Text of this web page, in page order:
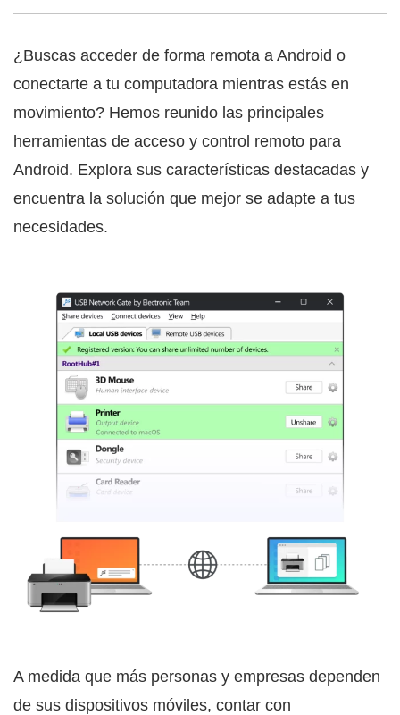
¿Buscas acceder de forma remota a Android o
conectarte a tu computadora mientras estás en
movimiento? Hemos reunido las principales
herramientas de acceso y control remoto para
Android. Explora sus características destacadas y
encuentra la solución que mejor se adapte a tus
necesidades.
A medida que más personas y empresas dependen
de sus dispositivos móviles, contar con